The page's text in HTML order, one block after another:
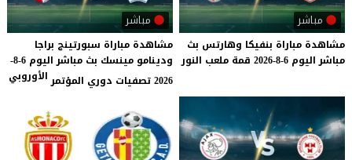
مباشر
مشاهدة مباراة بنفيكا وهارتس بث
مباشر اليوم 6-8-2026 قمة ملعب النور
مباشر
مشاهدة مباراة سبورتينج براجا
ودينامو مينسك بث مباشر اليوم 6-8-
2026 تصفيات دوري المؤتمر
الأوروبي